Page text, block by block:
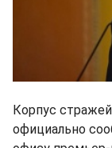
Корпус
официально